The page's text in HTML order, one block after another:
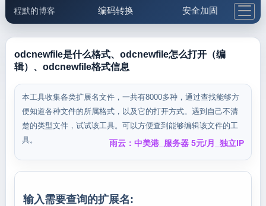
程默的博客 编码转换 安全加固
邮件工具 生活便民 更多工具
5.1支付宝大红包
odcnewfile是什么格式、odcnewfile怎么打开（编
辑）、odcnewfile格式信息
本工具收集各类扩展名文件，一共有8000多种，通过查找能够方
便知道各种文件的所属格式，以及它的打开方式。遇到自己不清
楚的类型文件，试试该工具。可以方便查到能够编辑该文件的工
具。
雨云：中美港_服务器 5元/月_独立IP
输入需要查询的扩展名: